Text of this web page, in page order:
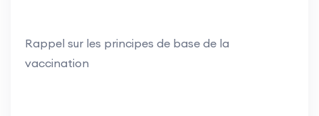
Rappel sur les principes de base de la
vaccination